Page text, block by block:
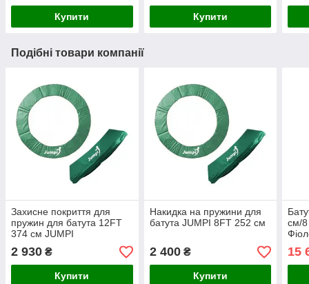
Купити Купити
Подібні товари компанії
Захисне покриття для
пружин для батута 12FT
374 см JUMPI
2 930 ₴
Купити
Накидка на пружини для
батута JUMPI 8FT 252 см
2 400₴
Купити
см/
15